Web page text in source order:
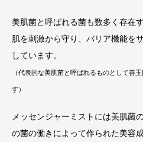
美肌菌と呼ばれる菌も数多く存在
肌を刺激から守り、バリア機能を
しています。
（代表的な美肌菌と呼ばれるものとして善
す）
メッセンジャーミストには美肌菌
の菌の働きによって作られた美容